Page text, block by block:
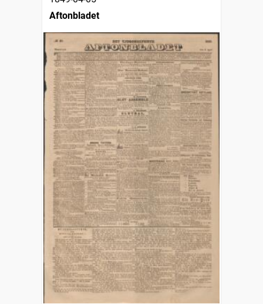
Aftonbladet